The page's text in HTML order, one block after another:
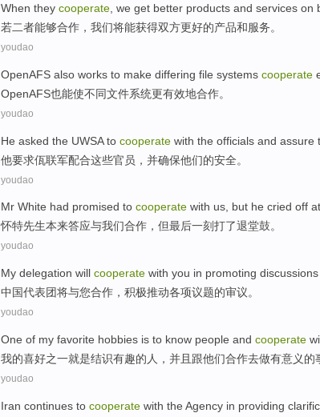
When they cooperate we get better products and services on
若二者能够合作 ， 我们将能获得双方更好的产品和服务。
youdao
OpenAFS also works to make differing file systems cooperate
OpenAFS也能使不同文件系统更有效地合作。
youdao
He asked the UWSA to cooperate with the officials and assure
他要求佤联军配合这些官员 ， 并确保他们的安全。
youdao
Mr White had promised to cooperate with us, but he cried off at
怀特先生本来答应与我们合作 ， 但最后一刻打了退堂鼓。
youdao
My delegation will cooperate with you in promoting
中国代表团将与您合作 ， 积极推动各项议题的审议。
youdao
One of my favorite hobbies is to know people and cooperate
我的喜好之一就是结识有趣的 人 ， 并且 跟他们合作去做有意义的
youdao
Iran continues to cooperate with the Agency in providing